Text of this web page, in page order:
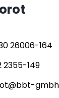
26006-164
2355-149